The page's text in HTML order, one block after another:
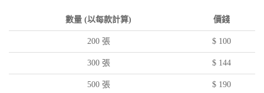
數量 (以每款計算) 價錢
200 張 $ 100
300 張 $ 144
500 張 $ 190